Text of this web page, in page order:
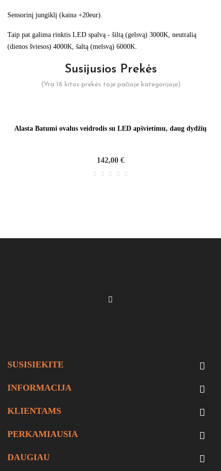
Sensorinį jungiklį (kaina +20eur).
Taip pat galima rinktis LED spalvą - šiltą (gelsvą) 3000K, neutralią
(dienos šviesos) 4000K, šaltą (melsvą) 6000K.
Susijusios Prekės
(Yra 16 kitos prekės toje pačioje kategorijoje)
Alasta Batumi ovalus veidrodis su LED apšvietimu, daug dydžių
142,00 €
SUSISIEKITE 
INFORMACIJA 
KLIENTAMS 
PERKAMIAUSIA 
DAUGIAU 